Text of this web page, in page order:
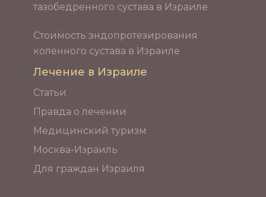
тазобедренного сустава в Израиле
Стоимость эндопротезирования
коленного сустава в Израиле
Лечение в Израиле
Статьи
Правда о лечении
Медицинский туризм
Москва-Израиль
Для граждан Израиля